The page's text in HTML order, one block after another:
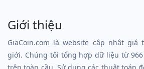
Giới thiệu
GiaCoin.com là website cập nhật
giới. Chúng tôi tổng hợp dữ liệu từ